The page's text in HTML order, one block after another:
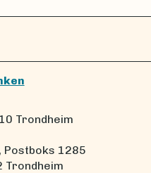
Trondheim
1285
Trondheim